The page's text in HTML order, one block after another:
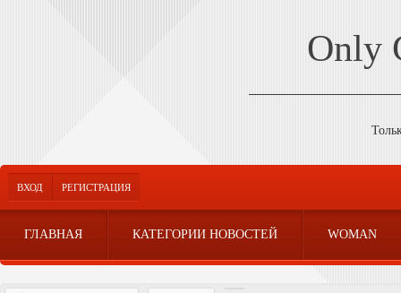
Only
ВХОД РЕГИСТРАЦИЯ
ГЛАВНАЯ КАТЕГОРИИ НОВОСТЕЙ WOMAN